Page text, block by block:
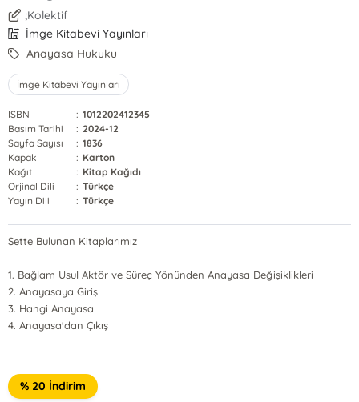
;Kolektif
İmge Kitabevi Yayınları
Anayasa Hukuku
İmge Kitabevi Yayınları
ISBN : 1012202412345
Basım Tarihi
: 2024-12
Sayfa Sayısı
: 1836
Kapak
: Karton
Kağıt
: Kitap Kağıdı
Orjinal Dili
: Türkçe
Yayın Dili
: Türkçe
Sette Bulunan Kitaplarımız
1. Bağlam Usul Aktör ve Süreç Yönünden Anayasa Değişiklikleri
2. Anayasaya Giriş
3. Hangi Anayasa
4. Anayasa'dan Çıkış
% 20 İndirim